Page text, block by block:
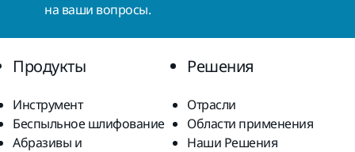
на ваши вопросы.
Продукты
Инструмент
Беспыльное шлифование
Абразивы и
Решения
Отрасли
Области применения
Наши Решения